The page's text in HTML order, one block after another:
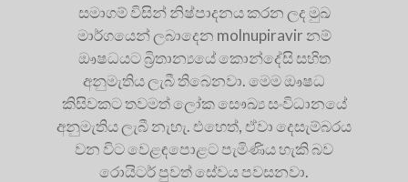
සමාගම් විසින් නිෂ්පාදනය කරන ලද මුඛ
මාර්ගයෙන් ලබාදෙන molnupiravir නම්
ඖෂධයට බ්‍රිතාන්‍යයේ කොන්දේසි සහිත
අනුමැතිය ලැබී තිබෙනවා. මෙම ඖෂධ
කිසිවකට තවමත් ලෝක සෞඛ්‍ය සංවිධානයේ
අනුමැතිය ලැබී නැහැ. එහෙත්, ඒවා දෙසැම්බරය
වන විට වෙළඳපොළට පැමිණිය හැකි බව
රොයිටර් පුවත් සේවය පවසනවා.